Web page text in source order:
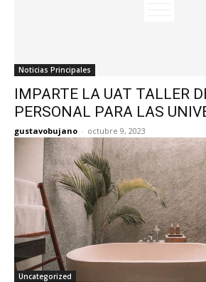
Noticias Principales
IMPARTE LA UAT TALLER
PERSONAL PARA LAS
gustavobujano - octubre 9, 2023
Uncategorized